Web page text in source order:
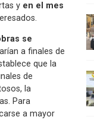
y en el mes
se
a finales de
que la
de
la
Para
a mayor